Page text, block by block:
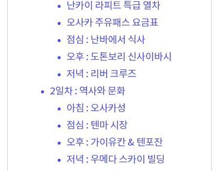
난카이 라피트 특급 열차
오사카 주유패스 요금표
점심 : 난바에서 식사
오후 : 도톤보리 신사이바시
저녁 : 리버 크루즈
2일차 : 역사와 문화
아침 : 오사카성
점심 : 텐마 시장
오후 : 가이유칸 & 텐포잔
저녁 : 우메다 스카이 빌딩